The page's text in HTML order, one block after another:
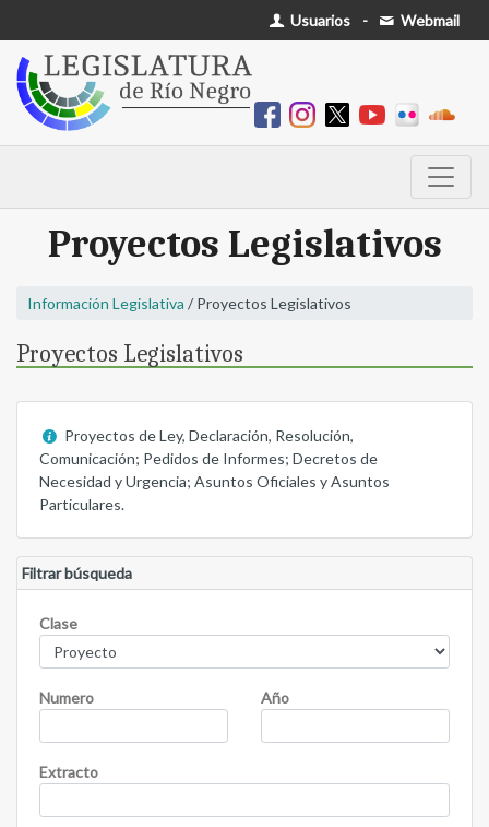
Usuarios - Webmail
Proyectos Legislativos
Información Legislativa / Proyectos Legislativos
Proyectos Legislativos
Proyectos de Ley, Declaración, Resolución,
Comunicación; Pedidos de Informes; Decretos de
Necesidad y Urgencia; Asuntos Oficiales y Asuntos
Particulares.
Filtrar búsqueda
Clase
Numero Año
Extracto